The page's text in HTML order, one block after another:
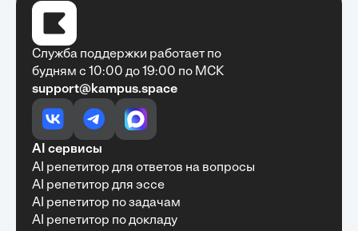
Очень быстро, недорого, качественно,
доступно
Алексей Антонов•27 мая, 2025
Обучение с Кампус Хаб — очень экономит
полезной информации. Рекомендую ...
Служба поддержки работает по
будням с 10:00 до 19:00 по МСК
support@kampus.space
AI сервисы
AI репетитор для ответов на вопросы
AI репетитор для эссе
AI репетитор по задачам
AI репетитор по докладу